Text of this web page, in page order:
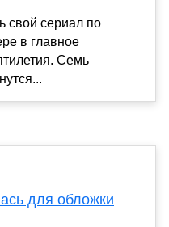
свой сериал по
в главное
Семь
для обложки